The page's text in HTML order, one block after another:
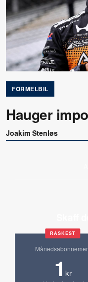
FORMELBIL
Hauger
Joakim Stenløs
RASKEST
1 kr